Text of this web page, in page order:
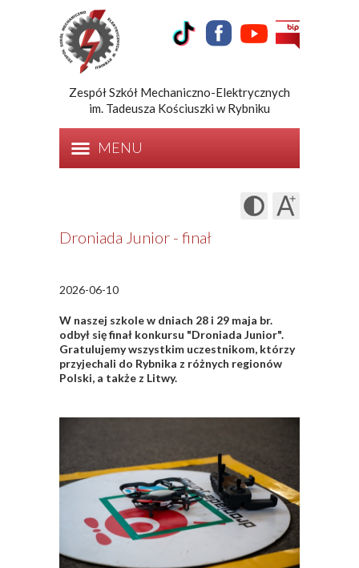
Zespół Szkół Mechaniczno-Elektrycznych
im. Tadeusza Kościuszki w Rybniku
MENU
Droniada Junior - finał
2026-06-10
W naszej szkole w dniach 28 i 29 maja br.
odbył się finał konkursu "Droniada Junior".
Gratulujemy wszystkim uczestnikom, którzy
przyjechali do Rybnika z różnych regionów
Polski, a także z Litwy.